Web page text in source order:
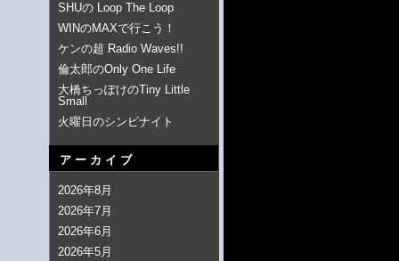
SHUの Loop The Loop
WINのMAXで行こう！
ケンの超 Radio Waves!!
倫太郎のOnly One Life
大橋ちっぽけのTiny Little
Small
火曜日のシンピナイト
アーカイブ
2026年8月
2026年7月
2026年6月
2026年5月